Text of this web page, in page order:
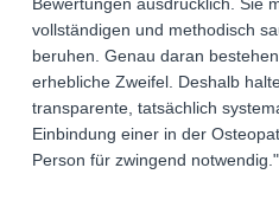
vollständigen und methodisch
beruhen. Genau daran
erhebliche Zweifel. Deshalb
transparente, tatsächlich
Einbindung einer in der
Person für zwingend notwendig."